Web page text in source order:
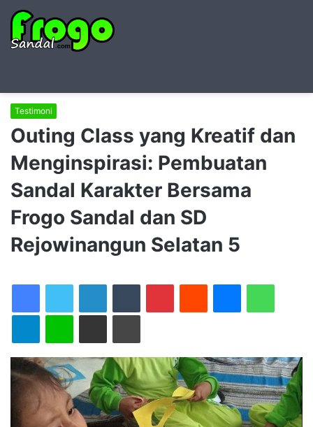
for
Testimoni
Outing Class yang Kreatif dan
Menginspirasi: Pembuatan
Sandal Karakter Bersama
Frogo Sandal dan SD
Rejowinangun Selatan 5
LinkedInTumblr PinterestReddit Messenger
TelegramLine Share via Email Print